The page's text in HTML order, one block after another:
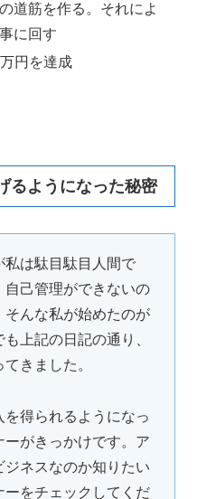
道筋を作る。それによ
に回す
円を達成
るようになった秘密
私は駄目駄目人間で
己管理ができないの
そんな私が始めたのが
上記の日記の通り、
きました。
得られるようになっ
がきっかけです。ア
ネスなのか知りたい
ーをチェックしてくだ